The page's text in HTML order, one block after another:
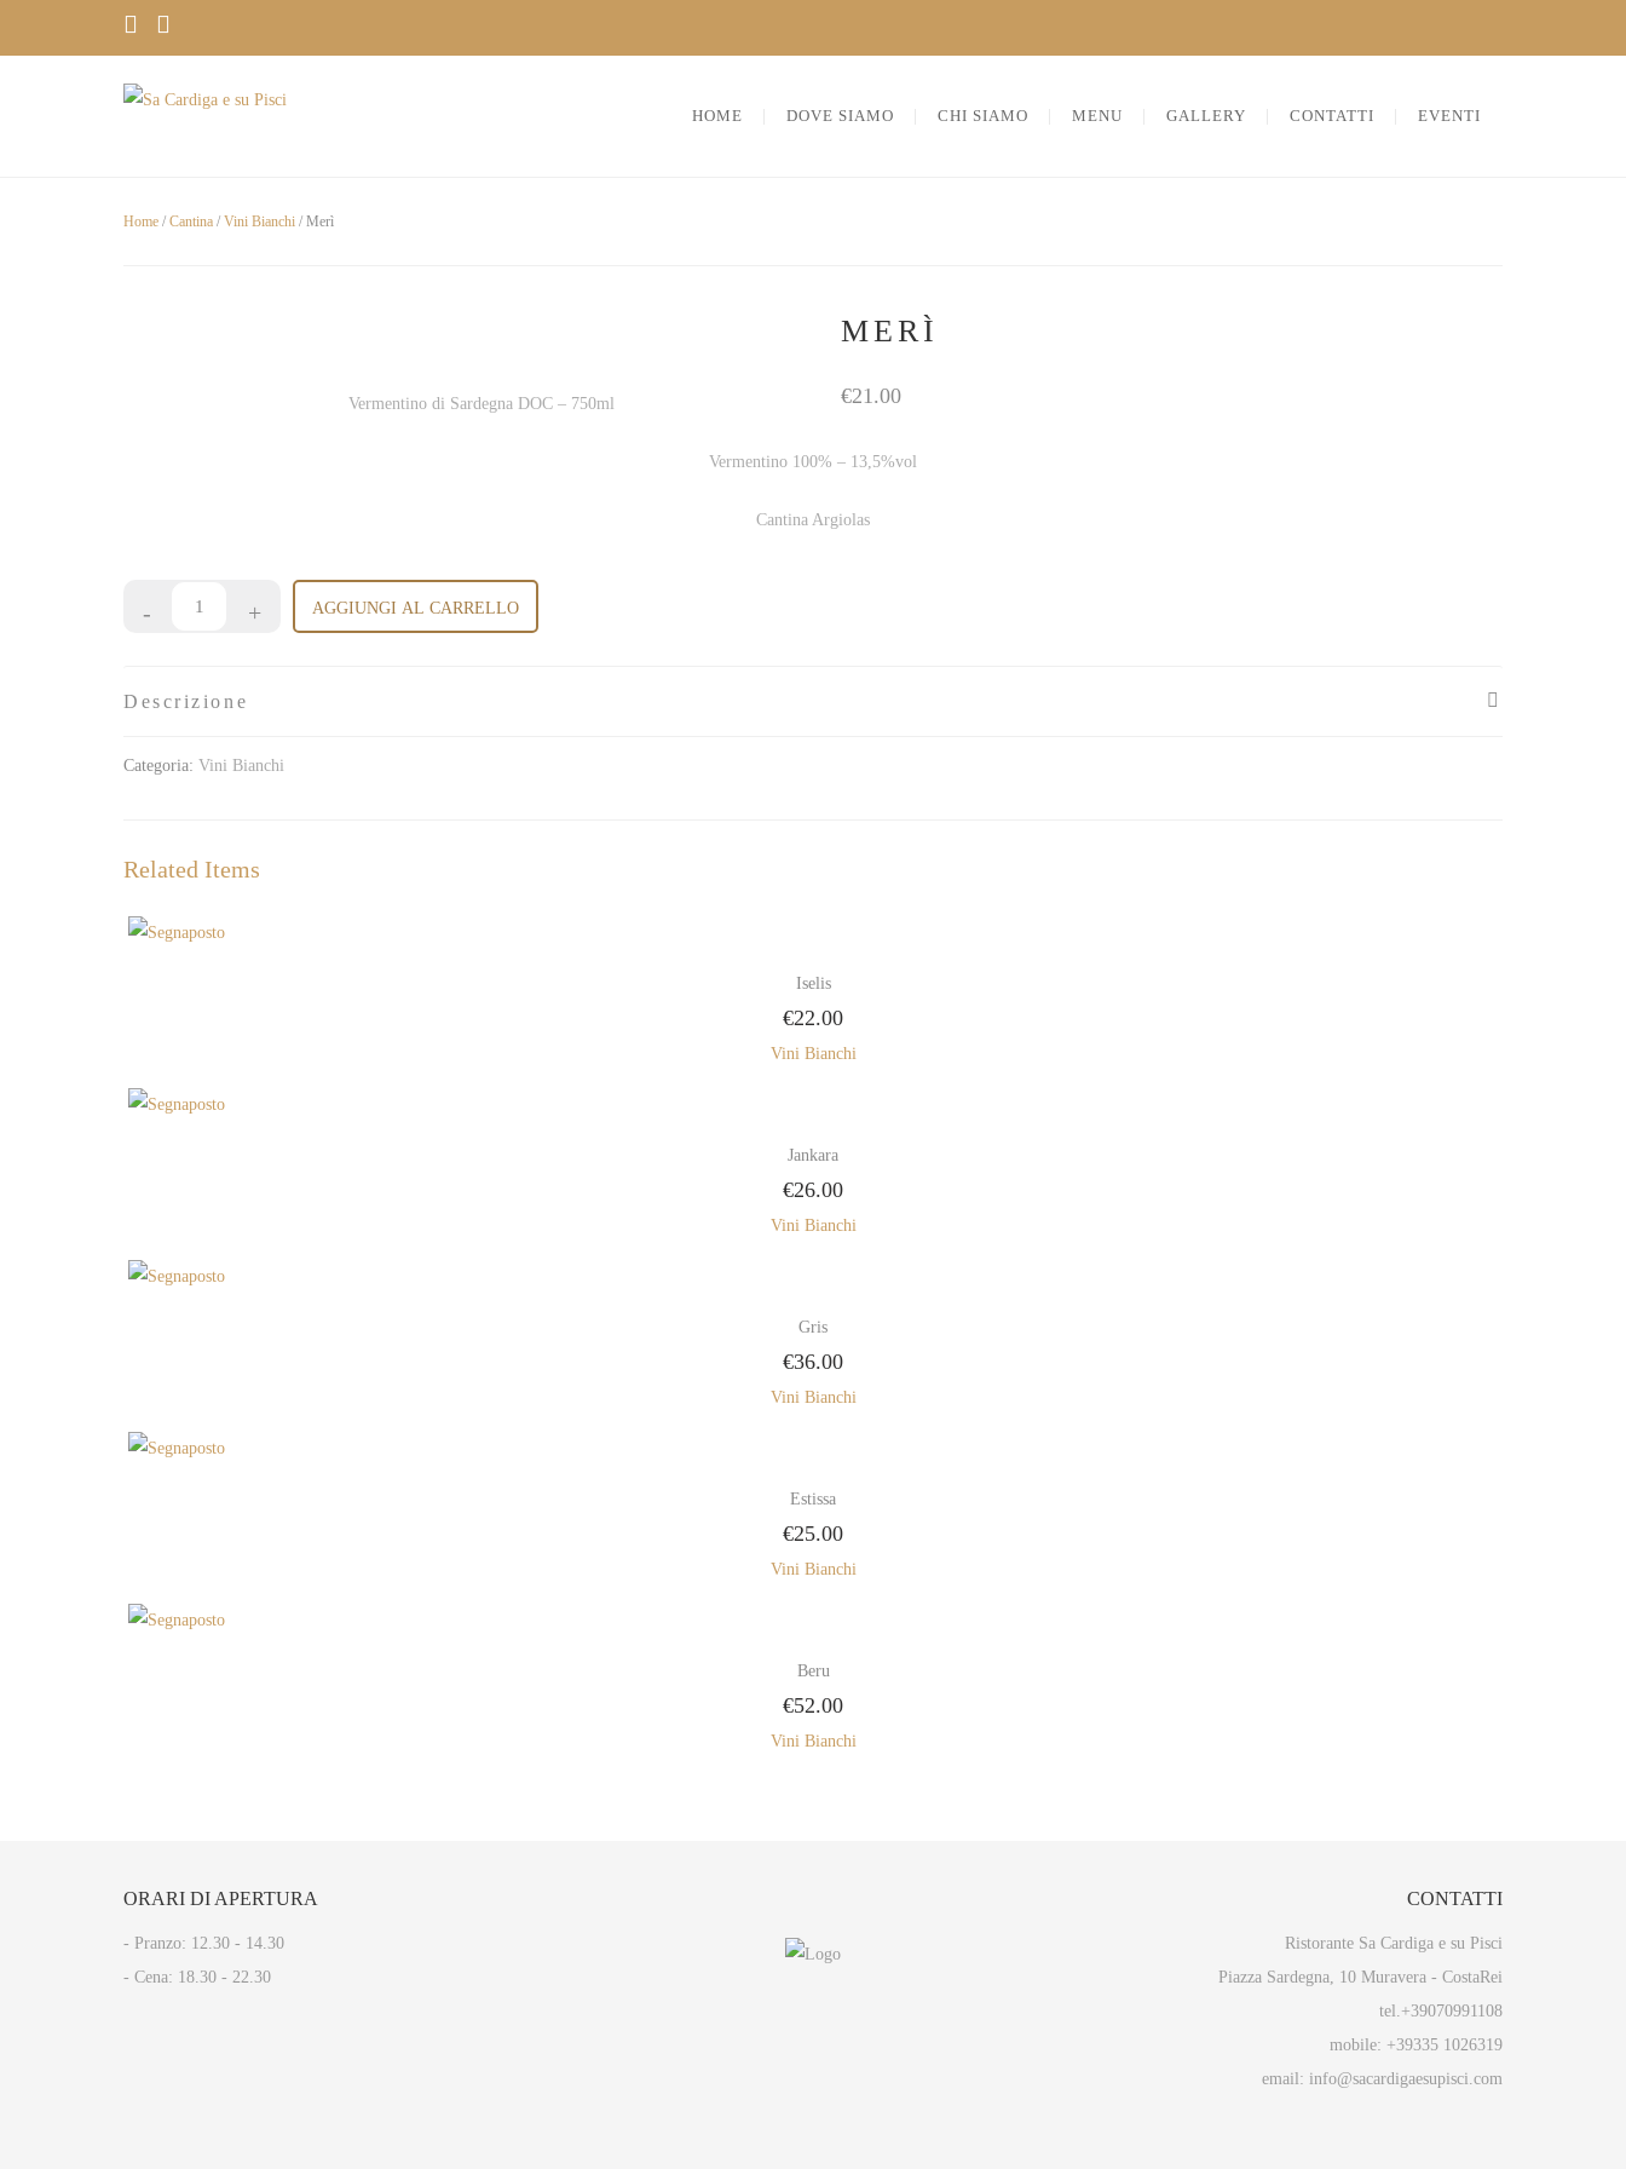
HOME DOVE SIAMO CHI SIAMO MENU GALLERY CONTATTI EVENTI
Home / Cantina / Vini Bianchi / Merì
MERÌ
€21.00
Vermentino di Sardegna DOC – 750ml
Vermentino 100% – 13,5%vol
Cantina Argiolas
AGGIUNGI AL CARRELLO
Descrizione
Categoria: Vini Bianchi
Related Items
Iselis
€22.00
Vini Bianchi
Jankara
€26.00
Vini Bianchi
Gris
€36.00
Vini Bianchi
Estissa
€25.00
Vini Bianchi
Beru
€52.00
Vini Bianchi
ORARI DI APERTURA
- Pranzo: 12.30 - 14.30​
- Cena: 18.30 - 22.30
CONTATTI
Ristorante Sa Cardiga e su Pisci
Piazza Sardegna, 10 Muravera - CostaRei
tel.+39070991108
mobile: +39335 1026319
email: info@sacardigaesupisci.com